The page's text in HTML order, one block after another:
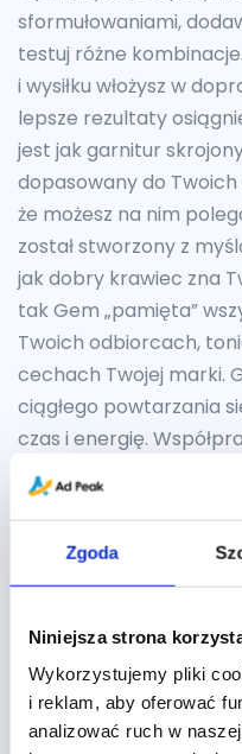
Zgoda
Niniejsza strona
Wykorzystujemy pliki
i reklam, aby oferować
analizować ruch w
sformułowaniami,
testuj różne
i wysiłku włożysz w
lepsze rezultaty
jest jak garnitur
dopasowany do
że możesz na nim
został stworzony z
jak dobry krawiec zna
tak Gem „pamięta”
Twoich odbiorcach,
cechach Twojej marki.
ciągłego powtarzania
czas i energię.
na próbach. Doskonal
tworzyć treści, które
Więcej informacji
Gemy od
wspieranie